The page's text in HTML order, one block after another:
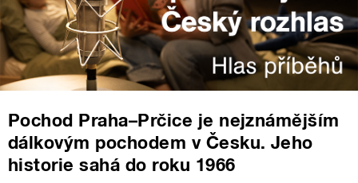
Pochod Praha–Prčice je nejznámějším
dálkovým pochodem v Česku. Jeho
historie sahá do roku 1966